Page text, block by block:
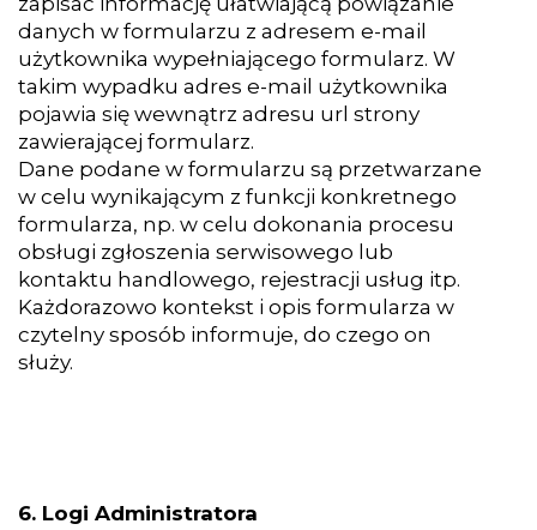
danych w formularzu z adresem e-mail
użytkownika wypełniającego formularz. W
takim wypadku adres e-mail użytkownika
pojawia się wewnątrz adresu url strony
zawierającej formularz.
Dane podane w formularzu są przetwarzane
w celu wynikającym z funkcji konkretnego
formularza, np. w celu dokonania procesu
obsługi zgłoszenia serwisowego lub
kontaktu handlowego, rejestracji usług itp.
Każdorazowo kontekst i opis formularza w
czytelny sposób informuje, do czego on
służy.
6. Logi Administratora